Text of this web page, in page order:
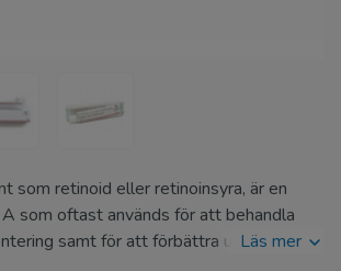
som retinoid eller retinoinsyra, är en
som oftast används för att behandla
samt för att förbättra utseendet
Läs mer